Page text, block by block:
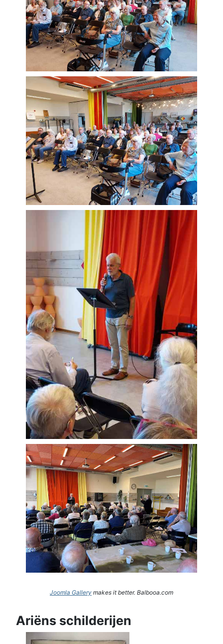
Joomla Gallery makes it better. Balbooa.com
Ariëns schilderijen